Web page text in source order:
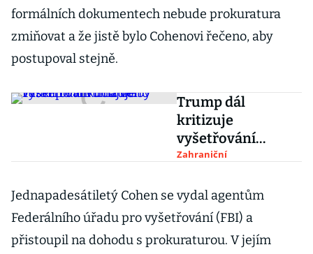
formálních dokumentech nebude prokuratura
zmiňovat a že jistě bylo Cohenovi řečeno, aby
postupoval stejně.
Trump dál
kritizuje
vyšetřování
údajného ruského
Zahraniční
Jednapadesátiletý Cohen se vydal agentům
Federálního úřadu pro vyšetřování (FBI) a
přistoupil na dohodu s prokuraturou. V jejím